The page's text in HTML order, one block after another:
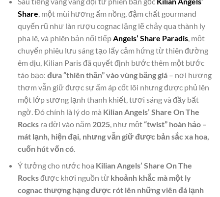
Share , một mùi hương ấm nồng, đậm chất gourmand
quyến rũ như làn rượu cognac lặng lẽ chảy qua thành ly
pha lê, và phiên bản nối tiếp Angels’ Share Paradis, một
chuyến phiêu lưu sáng tạo lấy cảm hứng từ thiên đường
êm dịu, Kilian Paris đã quyết định bước thêm một bước
táo bạo: đưa “thiên thần” vào vùng băng giá– nơi hương
thơm vẫn giữ được sự ấm áp cốt lõi nhưng được phủ lên
một lớp sương lạnh thanh khiết, tươi sáng và đầy bất
ngờ. Đó chính là lý do mà Kilian Angels’ Share On The
Rocksra đời vào năm 2025, như một“twist” hoàn hảo –
mát lạnh, hiện đại, nhưng vẫn giữ được bản sắc xa hoa,
cuốn hút vốn có.
Ý tưởng cho nước hoa Kilian Angels’ Share On The
Rocksđược khơi nguồn từ khoảnh khắc mà một ly
cognac thượng hạng được rót lên những viên đá lạnh